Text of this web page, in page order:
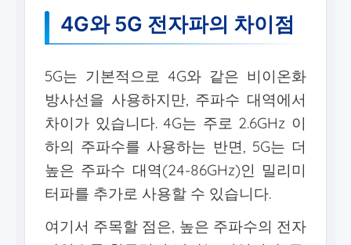
4G와 5G 전자파의 차이점
5G는 기본적으로 4G와 같은 비이온화
방사선을 사용하지만, 주파수 대역에서
차이가 있습니다. 4G는 주로 2.6GHz 이
하의 주파수를 사용하는 반면, 5G는 더
높은 주파수 대역(24-86GHz)인 밀리미
터파를 추가로 사용할 수 있습니다.
여기서 주목할 점은, 높은 주파수의 전자